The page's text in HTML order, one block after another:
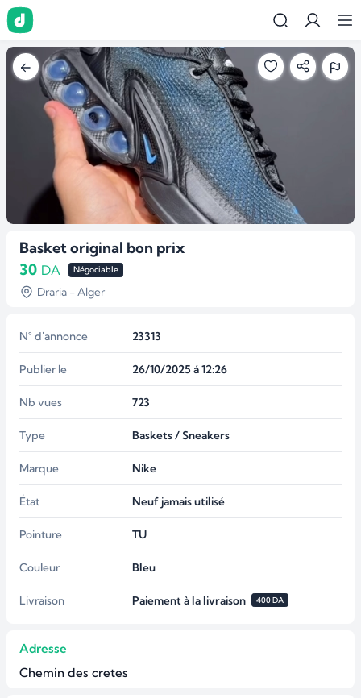
Basket original bon prix
30 DA Négociable
Draria - Alger
N° d'annonce 23313
Publier le 26/10/2025 á 12:26
Nb vues 723
Type Baskets / Sneakers
Marque Nike
État Neuf jamais utilisé
Pointure TU
Couleur Bleu
Livraison Paiement à la livraison 400 DA
Adresse
Chemin des cretes